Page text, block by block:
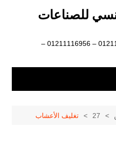
للصناعات
رائد الصناعات الهندسية 01211116954 – 01211116956 –
27 تغليف الأعشاب